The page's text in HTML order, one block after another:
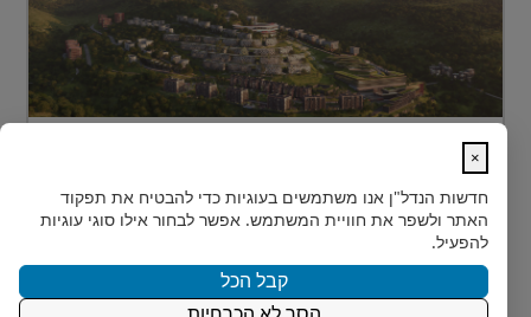
בלב טביליסי, בין השכונות המבוקשות Vake וSaburtalo, כ-2
ק"מ בלבד מהאוניברסיטה של העיר, מוקם TBILISI
ACRES - פ...
×
חדשות הנדל"ן אנו משתמשים בעוגיות כדי להבטיח את תפקוד
האתר ולשפר את חוויית המשתמש. אפשר לבחור אילו סוגי עוגיות
להפעיל.
קבל הכל